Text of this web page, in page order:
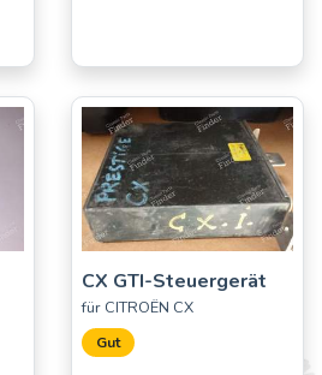
CX GTI-Steuergerät
für CITROËN CX
Gut